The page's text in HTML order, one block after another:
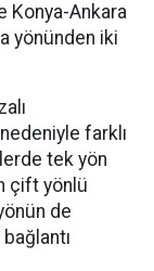
Konya-Ankara
yönünden iki
farklı
tek yön
çift yönlü
de